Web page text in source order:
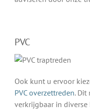
PVC
Ook kunt u ervoor
PVC overzettreden. Dit
verkrijgbaar in